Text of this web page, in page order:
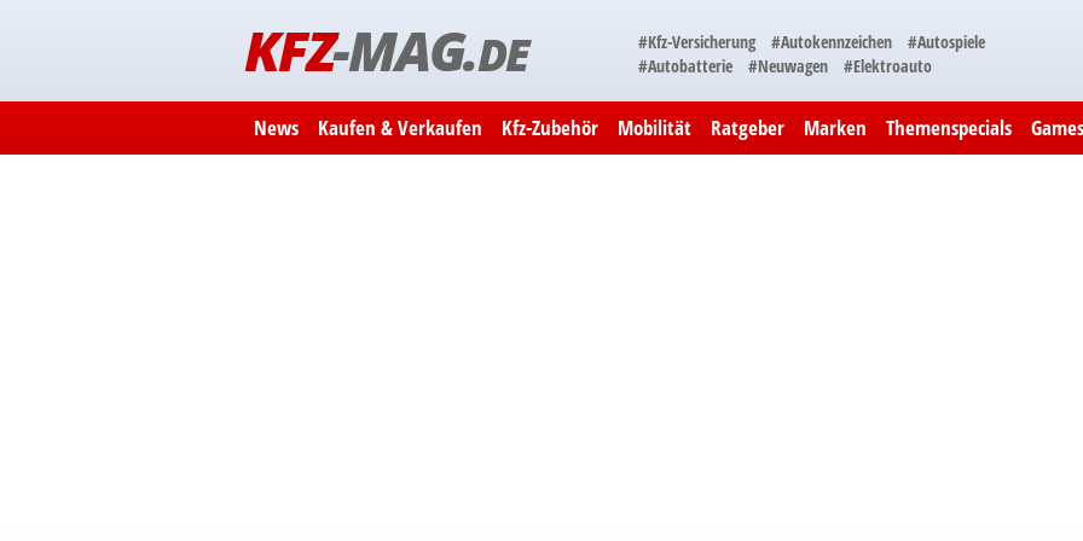
KFZ-MAG.DE #Kfz-Versicherung #Autokennzeichen
#Autospiele
#Autobatterie
#Neuwagen #Elektroauto
News Kaufen & Verkaufen Kfz-Zubehör Mobilität Ratgeber Marken Themenspecials Games